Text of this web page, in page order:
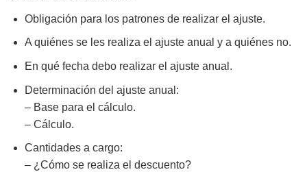
Obligación para los patrones de realizar el ajuste.
A quiénes se les realiza el ajuste anual y a quiénes no.
En qué fecha debo realizar el ajuste anual.
Determinación del ajuste anual:
– Base para el cálculo.
– Cálculo.
Cantidades a cargo:
– ¿Cómo se realiza el descuento?